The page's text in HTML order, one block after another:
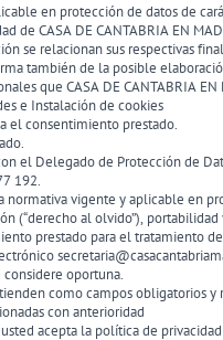
en protección de datos de
de CASA DE CANTABRIA EN
se relacionan sus respectivas
también de la posible
que CASA DE CANTABRIA
e Instalación de cookies
el consentimiento prestado.
el Delegado de Protección de
192.
vigente y aplicable en
(“derecho al olvido”),
prestado para el tratamiento
oportuna.
como campos obligatorios
con anterioridad
acepta la política de privacidad